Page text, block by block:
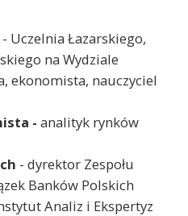
- Uczelnia Łazarskiego,
na Wydziale
ekonomista, nauczyciel
- analityk rynków
- dyrektor Zespołu
Banków Polskich
Analiz i Ekspertyz